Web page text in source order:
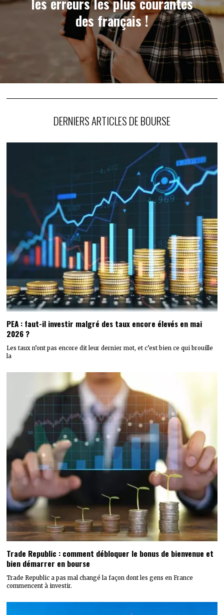
des français !
DERNIERS ARTICLES DE BOURSE
PEA : faut-il investir malgré des taux encore élevés en mai
2026 ?
Les taux n’ont pas encore dit leur dernier mot, et c’est bien ce qui brouille
la
Trade Republic : comment débloquer le bonus de bienvenue et
bien démarrer en bourse
Trade Republic a pas mal changé la façon dont les gens en France
commencent à investir.